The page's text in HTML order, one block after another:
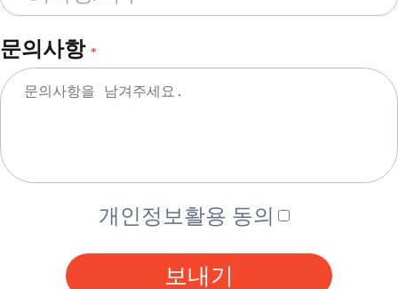
문의사항 *
개인정보활용 동의
보내기